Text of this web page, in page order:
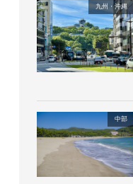
九州・沖縄
中部